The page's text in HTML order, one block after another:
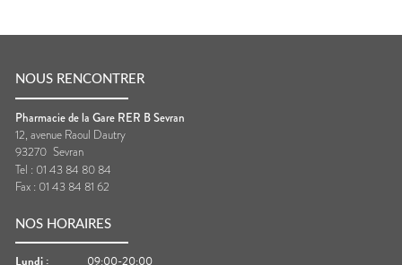
NOUS RENCONTRER
Pharmacie de la Gare RER B Sevran
12, avenue Raoul Dautry
93270 Sevran
Tel : 01 43 84 80 84
Fax : 01 43 84 81 62
NOS HORAIRES